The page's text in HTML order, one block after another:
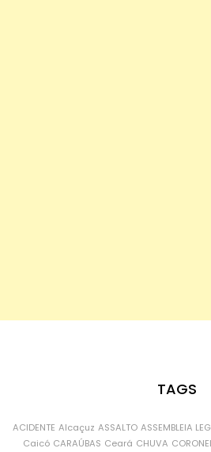
TAGS
ACIDENTE Alcaçuz ASSALTO ASSEMBLEIA
Caicó CARAÚBAS Ceará CHUVA